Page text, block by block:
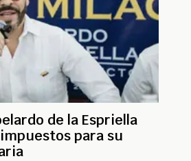
de la Espriella
para su